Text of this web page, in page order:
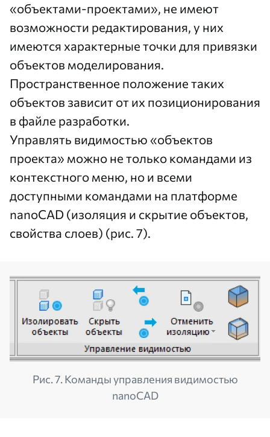
«объектами-проектами», не имеют
возможности редактирования, у них
имеются характерные точки для привязки
объектов моделирования.
Пространственное положение таких
объектов зависит от их позиционирования
в файле разработки.
Управлять видимостью «объектов
проекта» можно не только командами из
контекстного меню, но и всеми
доступными командами на платформе
nanoCAD (изоляция и скрытие объектов,
свойства слоев) (рис. 7).
Рис. 7. Команды управления видимостью
nanoCAD